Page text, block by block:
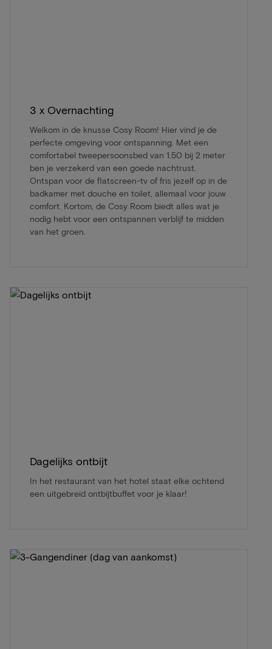
3 x Overnachting
Welkom in de knusse Cosy Room! Hier vind je de
perfecte omgeving voor ontspanning. Met een
comfortabel tweepersoonsbed van 1.50 bij 2 meter
ben je verzekerd van een goede nachtrust.
Ontspan voor de flatscreen-tv of fris jezelf op in de
badkamer met douche en toilet, allemaal voor jouw
comfort. Kortom, de Cosy Room biedt alles wat je
nodig hebt voor een ontspannen verblijf te midden
van het groen.
Dagelijks ontbijt
In het restaurant van het hotel staat elke ochtend
een uitgebreid ontbijtbuffet voor je klaar!